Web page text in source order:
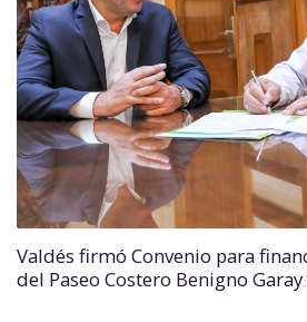
Valdés firmó Convenio para
del Paseo Costero Benigno